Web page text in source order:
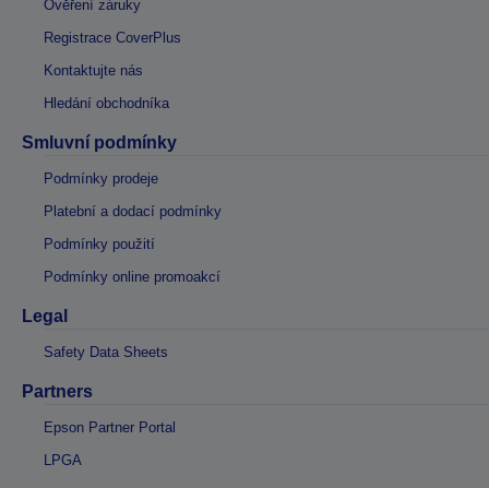
Ověření záruky
Registrace CoverPlus
Kontaktujte nás
Hledání obchodníka
Smluvní podmínky
Podmínky prodeje
Platební a dodací podmínky
Podmínky použití
Podmínky online promoakcí
Legal
Safety Data Sheets
Partners
Epson Partner Portal
LPGA